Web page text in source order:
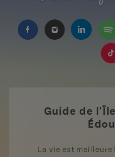
https://https://https://
Guide de
La vie est